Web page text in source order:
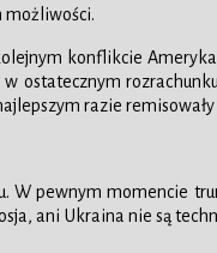
możliwości.
konflikcie
ostatecznym
razie
pewnym momencie
ani Ukraina nie są